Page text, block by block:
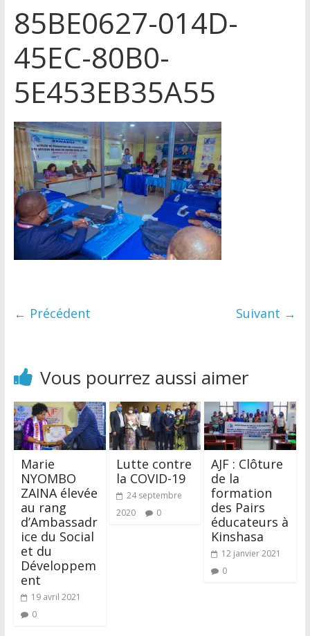
85BE0627-014D-
45EC-80B0-
5E453EB35A55
← Précédent Suivant →
Vous pourrez aussi aimer
Marie
NYOMBO
ZAINA élevée
au rang
d’Ambassadr
ice du Social
et du
Développem
ent
19 avril 2021
0
Lutte contre
la COVID-19
24 septembre
2020
0
AJF : Clôture
de la
formation
des Pairs
éducateurs à
Kinshasa
12 janvier 2021
0